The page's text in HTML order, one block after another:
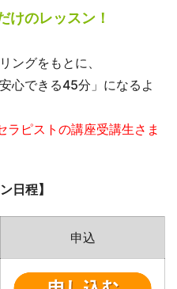
けのレッスン！
ングをもとに、
心できる45分」になるよ
ピストの講座受講生さま
日程】
申込